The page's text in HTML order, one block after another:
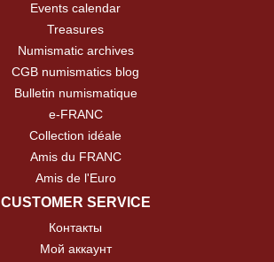
Events calendar
Treasures
Numismatic archives
CGB numismatics blog
Bulletin numismatique
e-FRANC
Collection idéale
Amis du FRANC
Amis de l'Euro
CUSTOMER SERVICE
Контакты
Мой аккаунт